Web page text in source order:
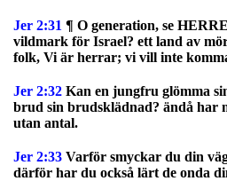
Jer 2:31 ¶ O generation, se
vildmark för Israel? ett land av
folk, Vi är herrar; vi vill inte
Jer 2:32 Kan en jungfru glömma
brud sin brudsklädnad? ändå har
utan antal.
Jer 2:33 Varför smyckar du din
därför har du också lärt de onda